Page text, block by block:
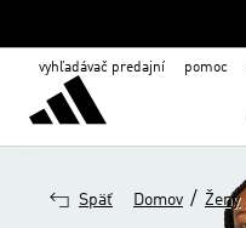
vyhľadávač predajní pomoc
Späť Domov / Ženy